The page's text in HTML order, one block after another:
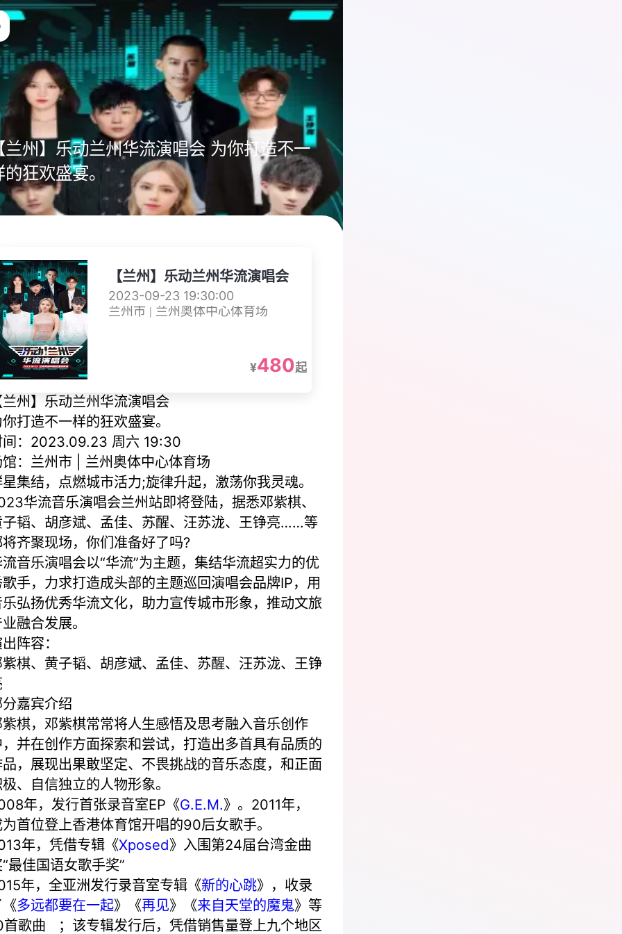
兰州】乐动兰州华流演唱会 为你打造不一
的狂欢盛宴。
【兰州】乐动兰州华流演唱会
2023-09-23 19:30:00
兰州市 | 兰州奥体中心体育场
¥480起
州】乐动兰州华流演唱会
打造不一样的狂欢盛宴。
间：2023.09.23 周六 19:30
：兰州市 | 兰州奥体中心体育场
集结，点燃城市活力;旋律升起，激荡你我灵魂。
华流音乐演唱会兰州站即将登陆，据悉邓紫棋、
韬、胡彦斌、孟佳、苏醒、汪苏泷、王铮亮……等
齐聚现场，你们准备好了吗?
音乐演唱会以“华流”为主题，集结华流超实力的优
手，力求打造成头部的主题巡回演唱会品牌IP，用
弘扬优秀华流文化，助力宣传城市形象，推动文旅
融合发展。
阵容：
棋、黄子韬、胡彦斌、孟佳、苏醒、汪苏泷、王铮
嘉宾介绍
棋，邓紫棋常常将人生感悟及思考融入音乐创作
并在创作方面探索和尝试，打造出多首具有品质的
，展现出果敢坚定、不畏挑战的音乐态度，和正面
、自信独立的人物形象。
年，发行首张录音室EP《G.E.M.》。2011年，
首位登上香港体育馆开唱的90后女歌手。
年，凭借专辑《Xposed》入围第24届台湾金曲
最佳国语女歌手奖”
年，全亚洲发行录音室专辑《新的心跳》，收录
多远都要在一起》《再见》《来自天堂的魔鬼》等
首歌曲
；该专辑发行后，凭借销售量登上九个地区